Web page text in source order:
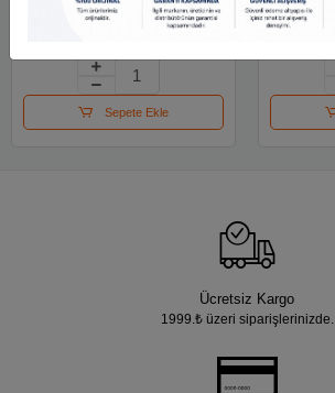
Sepete Ekle
71.25 TL
Ücretsiz Kargo
1999.₺ üzeri siparişlerinizde.